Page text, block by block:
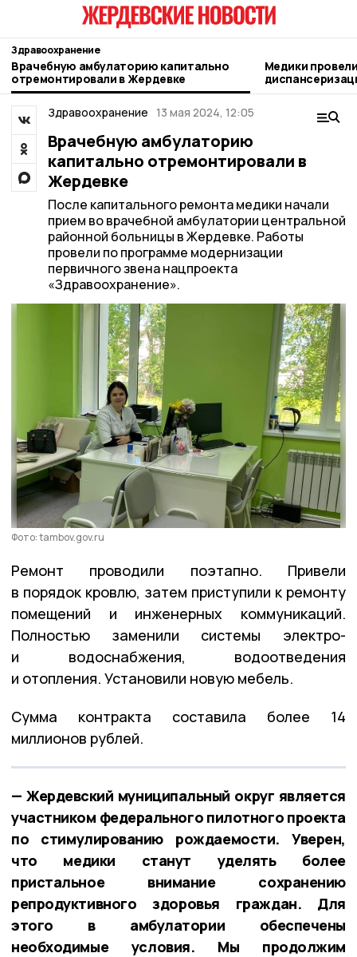
Здравоохранение
Врачебную амбулаторию капитально
отремонтировали в Жердевке
Медики
сахарном
Здравоохранение 13 мая 2024, 12:05
Врачебную амбулаторию
капитально отремонтировали в
Жердевке
После капитального ремонта медики начали
прием во врачебной амбулатории центральной
районной больницы в Жердевке. Работы
провели по программе модернизации
первичного звена нацпроекта
«Здравоохранение».
Фото: tambov.gov.ru
Ремонт проводили поэтапно. Привели
в порядок кровлю, затем приступили к ремонту
помещений и инженерных коммуникаций.
Полностью заменили системы электро-
и водоснабжения, водоотведения
и отопления. Установили новую мебель.
Сумма контракта составила более 14
миллионов рублей.
— Жердевский муниципальный округ является
участником федерального пилотного проекта
по стимулированию рождаемости. Уверен,
что медики станут уделять более
пристальное внимание сохранению
репродуктивного здоровья граждан. Для
этого в амбулатории обеспечены
необходимые условия. Мы продолжим